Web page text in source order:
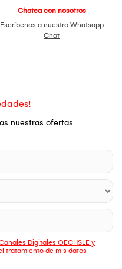
Chatea con nosotros
Escríbenos a nuestro Whatsapp
Chat
nuestras ofertas
Digitales OECHSLE y
tratamiento de mis datos